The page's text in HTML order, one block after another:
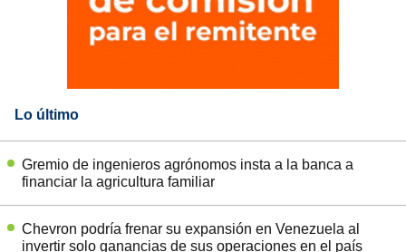
Lo último
Gremio de ingenieros agrónomos insta a la banca a
financiar la agricultura familiar
Chevron podría frenar su expansión en Venezuela al
invertir solo ganancias de sus operaciones en el país